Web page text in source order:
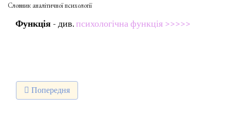
Словник аналітичної психології
Функція - див. психологічна функція >>>>>
Попередня стаття: Фантазія
Попередня